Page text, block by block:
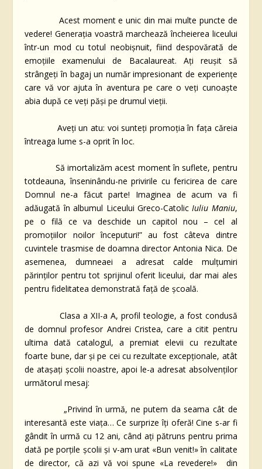
Acest moment e unic din mai multe puncte de
vedere! Generația voastră marchează încheierea liceului
într-un mod cu totul neobișnuit, fiind despovărată de
emoțiile examenului de Bacalaureat. Ați reușit să
strângeți în bagaj un număr impresionant de experiențe
care vă vor ajuta în aventura pe care o veți cunoaște
abia după ce veți păși pe drumul vieții.
Aveți un atu: voi sunteți promoția în fața căreia
întreaga lume s-a oprit în loc.
Să imortalizăm acest moment în suflete, pentru
totdeauna, înseninându-ne privirile cu fericirea de care
Domnul ne-a făcut parte! Imaginea de acum va fi
adăugată în albumul Liceului Greco-CatolicIuliu Maniu,
pe o filă ce va deschide un capitol nou – cel al
promoțiilor noilor începuturi!” au fost câteva dintre
cuvintele trasmise de doamna director Antonia Nica. De
asemenea, dumneaei a adresat calde mulțumiri
părinților pentru tot sprijinul oferit liceului, dar mai ales
pentru fidelitatea demonstrată față de școală.
Clasa a XII-a A, profil teologie, a fost condusă
de domnul profesor Andrei Cristea, care a citit pentru
ultima dată catalogul, a premiat elevii cu rezultate
foarte bune, dar și pe cei cu rezultate excepționale, atât
de atașați școlii noastre, apoi le-a adresat absolvenților
următorul mesaj:
„Privind în urmă, ne putem da seama cât de
interesantă este viața… Ce surprize îți oferă! Cine s-ar fi
gândit în urmă cu 12 ani, când ați pătruns pentru prima
dată pe porțile școlii și v-am urat «Bun venit!» în calitate
de director, că azi vă voi spune «La revedere!» din